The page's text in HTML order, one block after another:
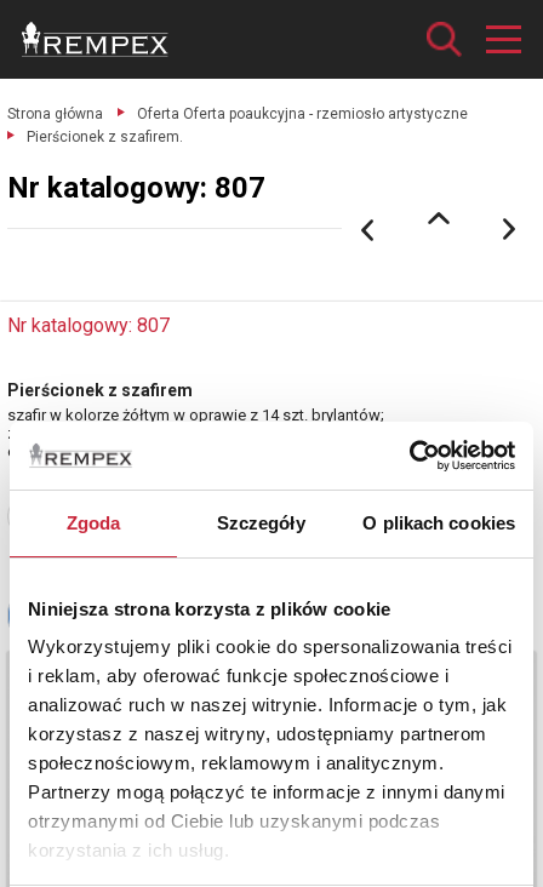
Zgoda Szczegóły O plikach cookies
Niniejsza strona korzysta z plików cookie
Wykorzystujemy pliki cookie do spersonalizowania treści
i reklam, aby oferować funkcje społecznościowe i
analizować ruch w naszej witrynie. Informacje o tym, jak
korzystasz z naszej witryny, udostępniamy partnerom
społecznościowym, reklamowym i analitycznym.
Partnerzy mogą połączyć te informacje z innymi danymi
otrzymanymi od Ciebie lub uzyskanymi podczas
korzystania z ich usług.
Strona główna
Oferta Oferta poaukcyjna - rzemiosło artystyczne
Pierścionek z szafirem.
Nr katalogowy: 807
Nr katalogowy: 807
Pierścionek z szafirem
szafir w kolorze żółtym w oprawie z 14 szt. brylantów;
złoto pr.0.585, masa całkowita 2.770 g., rozm. pierścionka 14.5.
estymacja: 2 800 - 3 400 zł
Zobacz pełne informacje